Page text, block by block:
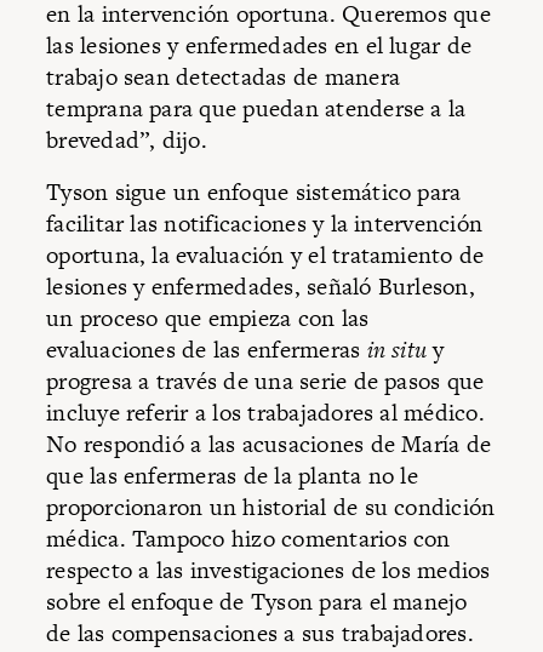
en la intervención oportuna. Queremos que
las lesiones y enfermedades en el lugar de
trabajo sean detectadas de manera
temprana para que puedan atenderse a la
brevedad”, dijo.
Tyson sigue un enfoque sistemático para
facilitar las notificaciones y la intervención
oportuna, la evaluación y el tratamiento de
lesiones y enfermedades, señaló Burleson,
un proceso que empieza con las
evaluaciones de las enfermeras in situy
progresa a través de una serie de pasos que
incluye referir a los trabajadores al médico.
No respondió a las acusaciones de María de
que las enfermeras de la planta no le
proporcionaron un historial de su condición
médica. Tampoco hizo comentarios con
respecto a las investigaciones de los medios
sobre el enfoque de Tyson para el manejo
de las compensaciones a sus trabajadores.